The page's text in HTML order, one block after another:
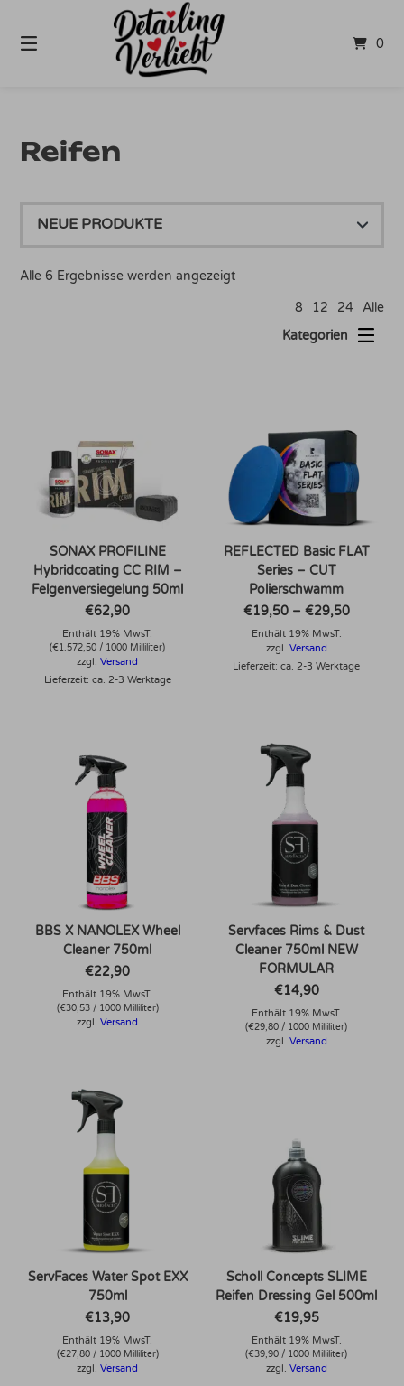
Inhalt
0
Reifen
Alle 6 Ergebnisse werden angezeigtNach
8 12 24 Alle
SONAX PROFILINE
Hybridcoating CC RIM –
Felgenversiegelung 50ml
€62,90
Enthält 19% MwsT.
(€1.572,50 / 1000 Milliliter)
zzgl.Versand
Lieferzeit: ca. 2-3 Werktage
REFLECTED Basic FLAT
Series – CUT
Polierschwamm
€19,50 – €29,50
Enthält 19% MwsT.
zzgl. Versand
Lieferzeit: ca. 2-3 Werktage
BBS X NANOLEX Wheel
Cleaner 750ml
€22,90
Enthält 19% MwsT.
(€30,53/ 1000 Milliliter)
zzgl.Versand
Servfaces Rims & Dust
Cleaner 750ml NEW
FORMULAR
€14,90
Enthält 19% MwsT.
(€29,80 / 1000 Milliliter)
zzgl. Versand
ServFaces Water Spot EXX
750ml
€13,90
Enthält 19% MwsT.
(€27,80/ 1000 Milliliter)
zzgl.Versand
Scholl Concepts SLIME
Reifen Dressing Gel 500ml
€19,95
Enthält 19% MwsT.
(€39,90 / 1000 Milliliter)
zzgl. Versand
Kategorien